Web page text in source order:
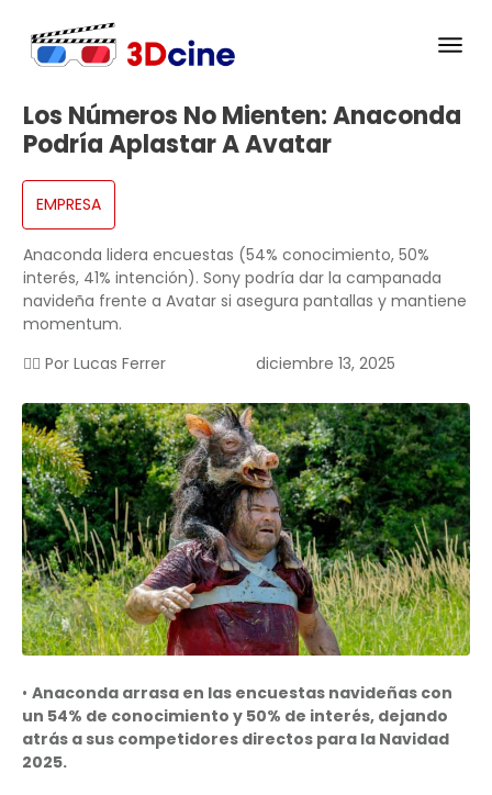
Los Números No Mienten: Anaconda
Podría Aplastar A Avatar
EMPRESA
Anaconda lidera encuestas (54% conocimiento, 50%
interés, 41% intención). Sony podría dar la campanada
navideña frente a Avatar si asegura pantallas y mantiene
momentum.
✍🏻 Por Lucas Ferrer diciembre 13, 2025
• Anaconda arrasa en las encuestas navideñas con
un 54% de conocimiento y 50% de interés, dejando
atrás a sus competidores directos para la Navidad
2025.